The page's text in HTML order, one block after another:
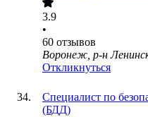
3.9
•
60 отзывов
Воронеж, р-н
Откликнуться
Специалист по
(БДД)